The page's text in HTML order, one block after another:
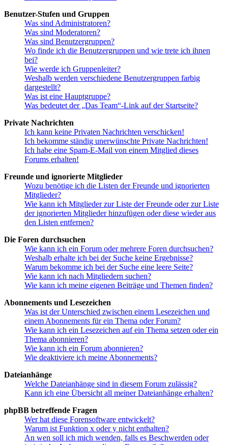
Benutzer-Stufen und Gruppen
Was sind Administratoren?
Was sind Moderatoren?
Was sind Benutzergruppen?
Wo finde ich die Benutzergruppen und wie trete ich ihnen
bei?
Wie werde ich Gruppenleiter?
Weshalb werden verschiedene Benutzergruppen farbig
dargestellt?
Was ist eine Hauptgruppe?
Was bedeutet der „Das Team“-Link auf der Startseite?
Private Nachrichten
Ich kann keine Privaten Nachrichten verschicken!
Ich bekomme ständig unerwünschte Private Nachrichten!
Ich habe eine Spam-E-Mail von einem Mitglied dieses
Forums erhalten!
Freunde und ignorierte Mitglieder
Wozu benötige ich die Listen der Freunde und ignorierten
Mitglieder?
Wie kann ich Mitglieder zur Liste der Freunde oder zur Liste
der ignorierten Mitglieder hinzufügen oder diese wieder aus
den Listen entfernen?
Die Foren durchsuchen
Wie kann ich ein Forum oder mehrere Foren durchsuchen?
Weshalb erhalte ich bei der Suche keine Ergebnisse?
Warum bekomme ich bei der Suche eine leere Seite?
Wie kann ich nach Mitgliedern suchen?
Wie kann ich meine eigenen Beiträge und Themen finden?
Abonnements und Lesezeichen
Was ist der Unterschied zwischen einem Lesezeichen und
einem Abonnements für ein Thema oder Forum?
Wie kann ich ein Lesezeichen auf ein Thema setzen oder ein
Thema abonnieren?
Wie kann ich ein Forum abonnieren?
Wie deaktiviere ich meine Abonnements?
Dateianhänge
Welche Dateianhänge sind in diesem Forum zulässig?
Kann ich eine Übersicht all meiner Dateianhänge erhalten?
phpBB betreffende Fragen
Wer hat diese Forensoftware entwickelt?
Warum ist Funktion x oder y nicht enthalten?
An wen soll ich mich wenden, falls es Beschwerden oder